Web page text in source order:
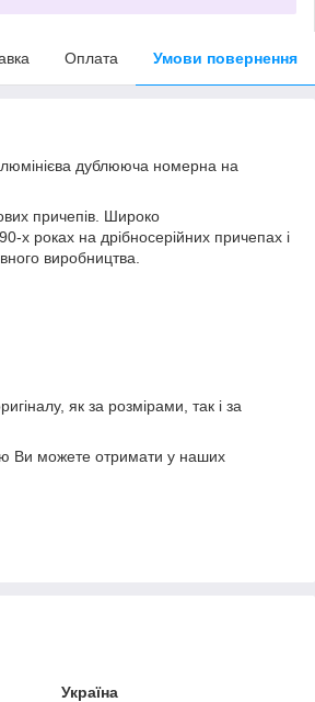
Оплата Умови повернення
дублююча номерна на
причепів. Широко
х роках на дрібносерійних причепах і
виробництва.
як за розмірами, так і за
Ви можете отримати у наших
Україна